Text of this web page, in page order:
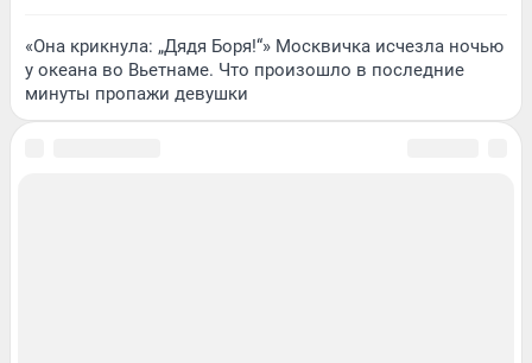
«Она крикнула: „Дядя Боря!“» Москвичка исчезла ночью
у океана во Вьетнаме. Что произошло в последние
минуты пропажи девушки